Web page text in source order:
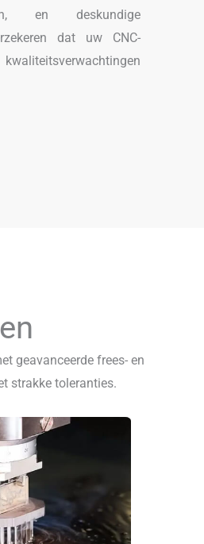
en deskundige
dat uw CNC-
geavanceerde frees- en
strakke toleranties.